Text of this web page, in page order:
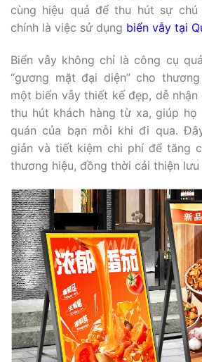
cùng hiệu quả để thu hút sự chú
chính là việc sử dụng biển vẫy tại
Biển vẫy không chỉ là công cụ
“gương mặt đại diện” cho
một biển vẫy thiết kế đẹp, dễ
thu hút khách hàng từ xa, giúp họ
quán của bạn mỗi khi đi qua.
giản và tiết kiệm chi phí để tăng
thương hiệu, đồng thời cải thiện